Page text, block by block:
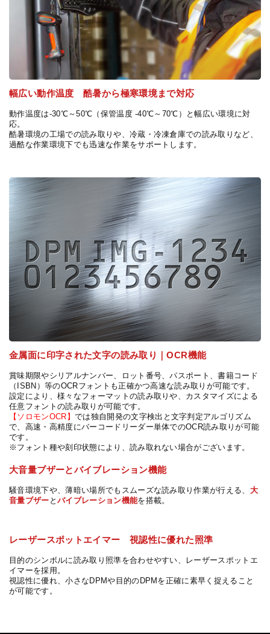
幅広い動作温度 酷暑から極寒環境まで対応
動作温度は-30℃～50℃（保管温度 -40℃～70℃）と幅広い環境に対
応。
酷暑環境の工場での読み取りや、冷蔵・冷凍倉庫での読み取りなど、
過酷な作業環境下でも迅速な作業をサポートします。
金属面に印字された文字の読み取り｜OCR機能
賞味期限やシリアルナンバー、ロット番号、パスポート、書籍コード
（ISBN）等のOCRフォントも正確かつ高速な読み取りが可能です。
設定により、様々なフォーマットの読み取りや、カスタマイズによる
任意フォントの読み取りが可能です。
【ソロモンOCR】 では独自開発の文字検出と文字判定アルゴリズム
で、高速・高精度にバーコードリーダー単体でのOCR読み取りが可能
です。
※フォント種や刻印状態により、読み取れない場合がございます。
大音量ブザーとバイブレーション機能
騒音環境下や、薄暗い場所でもスムーズな読み取り作業が行える、 大
音量ブザー と バイブレーション機能を搭載。
レーザースポットエイマー 視認性に優れた照準
目的のシンボルに読み取り照準を合わせやすい、レーザースポットエ
イマーを採用。
視認性に優れ、小さなDPMや目的のDPMを正確に素早く捉えること
が可能です。